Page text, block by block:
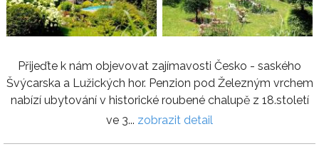
Přijeďte k nám objevovat zajímavosti Česko - saského
Švýcarska a Lužických hor. Penzion pod Železným vrchem
nabízí ubytování v historické roubené chalupě z 18.století
ve 3... zobrazit detail